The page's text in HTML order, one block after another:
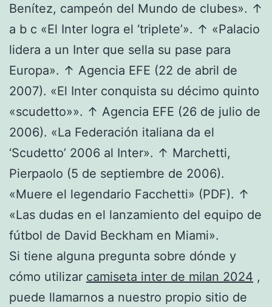
Benítez, campeón del Mundo de clubes». ↑
a b c «El Inter logra el ‘triplete’». ↑ «Palacio
lidera a un Inter que sella su pase para
Europa». ↑ Agencia EFE (22 de abril de
2007). «El Inter conquista su décimo quinto
«scudetto»». ↑ Agencia EFE (26 de julio de
2006). «La Federación italiana da el
‘Scudetto’ 2006 al Inter». ↑ Marchetti,
Pierpaolo (5 de septiembre de 2006).
«Muere el legendario Facchetti» (PDF). ↑
«Las dudas en el lanzamiento del equipo de
fútbol de David Beckham en Miami».
Si tiene alguna pregunta sobre dónde y
cómo utilizar camiseta inter de milan 2024 ,
puede llamarnos a nuestro propio sitio de